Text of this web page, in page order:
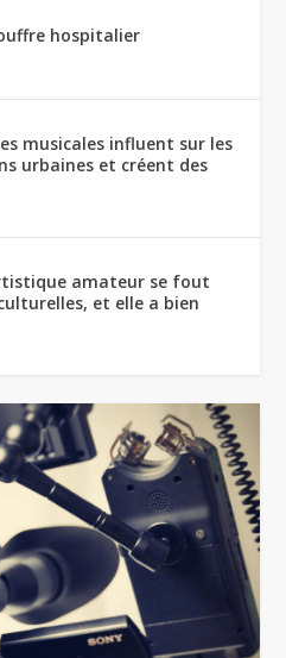
hospitalier
musicales influent sur les
urbaines et créent des
amateur se fout
et elle a bien